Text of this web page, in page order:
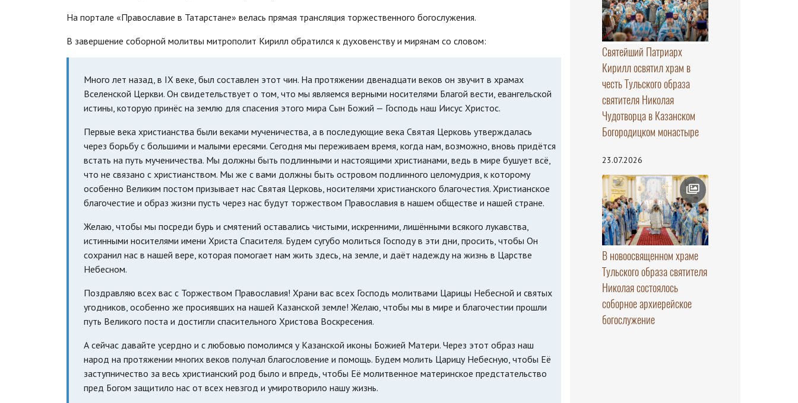
На портале «Православие в Татарстане» велась прямая трансляция торжественного богослужения.
В завершение соборной молитвы митрополит Кирилл обратился к духовенству и мирянам со словом:
Много лет назад, в IX веке, был составлен этот чин. На протяжении двенадцати веков он звучит в храмах
Вселенской Церкви. Он свидетельствует о том, что мы являемся верными носителями Благой вести, евангельской
истины, которую принёс на землю для спасения этого мира Сын Божий — Господь наш Иисус Христос.
Первые века христианства были веками мученичества, а в последующие века Святая Церковь утверждалась
через борьбу с большими и малыми ересями. Сегодня мы переживаем время, когда нам, возможно, вновь придётся
встать на путь мученичества. Мы должны быть подлинными и настоящими христианами, ведь в мире бушует всё,
что не связано с христианством. Мы же с вами должны быть островом подлинного целомудрия, к которому
особенно Великим постом призывает нас Святая Церковь, носителями христианского благочестия. Христианское
благочестие и образ жизни пусть через нас будут торжеством Православия в нашем обществе и нашей стране.
Желаю, чтобы мы посреди бурь и смятений оставались чистыми, искренними, лишёнными всякого лукавства,
истинными носителями имени Христа Спасителя. Будем сугубо молиться Господу в эти дни, просить, чтобы Он
сохранил нас в нашей вере, которая помогает нам жить здесь, на земле, и даёт надежду на жизнь в Царстве
Небесном.
Поздравляю всех вас с Торжеством Православия! Храни вас всех Господь молитвами Царицы Небесной и святых
угодников, особенно же просиявших на нашей Казанской земле! Желаю, чтобы мы в мире и благочестии прошли
путь Великого поста и достигли спасительного Христова Воскресения.
А сейчас давайте усердно и с любовью помолимся у Казанской иконы Божией Матери. Через этот образ наш
народ на протяжении многих веков получал благословение и помощь. Будем молить Царицу Небесную, чтобы Её
заступничество за весь христианский род было и впредь, чтобы Её молитвенное материнское предстательство
пред Богом защитило нас от всех невзгод и умиротворило нашу жизнь.
Святейший Патриарх
Кирилл освятил храм в
честь Тульского образа
святителя Николая
Чудотворца в Казанском
Богородицком монастыре
23.07.2026
В новоосвященном храме
Тульского образа святителя
Николая состоялось
соборное архиерейское
богослужение